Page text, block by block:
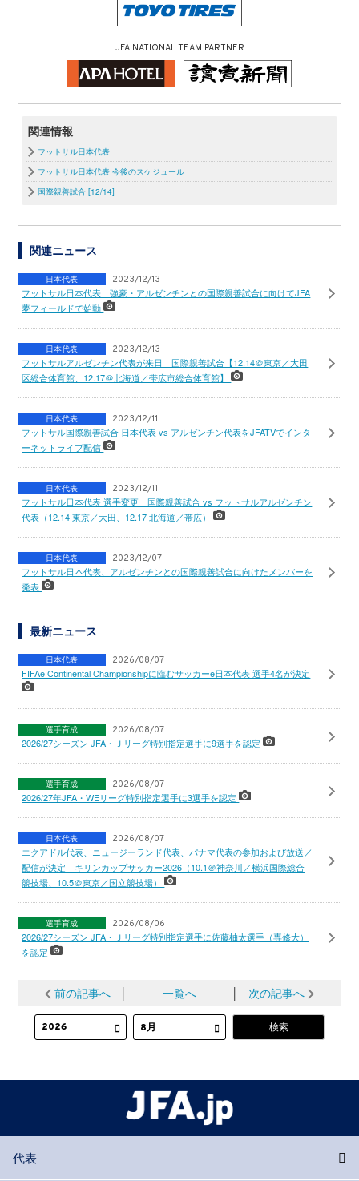
JFA NATIONAL TEAM PARTNER
関連情報
フットサル日本代表
フットサル日本代表 今後のスケジュール
国際親善試合 [12/14]
関連ニュース
日本代表 2023/12/13
フットサル日本代表 強豪・アルゼンチンとの国際親善試合に向けてJFA
夢フィールドで始動
日本代表 2023/12/13
フットサルアルゼンチン代表が来日 国際親善試合【12.14＠東京／大田
区総合体育館、12.17＠北海道／帯広市総合体育館】
日本代表 2023/12/11
フットサル国際親善試合 日本代表 vs アルゼンチン代表をJFATVでインタ
ーネットライブ配信
日本代表 2023/12/11
フットサル日本代表 選手変更 国際親善試合 vs フットサルアルゼンチン
代表（12.14 東京／大田、12.17 北海道／帯広）
日本代表 2023/12/07
フットサル日本代表、アルゼンチンとの国際親善試合に向けたメンバーを
発表
最新ニュース
日本代表 2026/08/07
FIFAe Continental Championshipに臨むサッカーe日本代表 選手4名が決定
選手育成 2026/08/07
2026/27シーズン JFA・Ｊリーグ特別指定選手に9選手を認定
選手育成 2026/08/07
2026/27年JFA・WEリーグ特別指定選手に3選手を認定
日本代表 2026/08/07
エクアドル代表、ニュージーランド代表、パナマ代表の参加および放送／
配信が決定 キリンカップサッカー2026（10.1＠神奈川／横浜国際総合
競技場、10.5＠東京／国立競技場）
選手育成 2026/08/06
2026/27シーズン JFA・Ｊリーグ特別指定選手に佐藤柚太選手（専修大）
を認定
前の記事へ 一覧へ 次の記事へ
代表